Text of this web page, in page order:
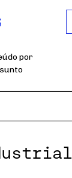
por